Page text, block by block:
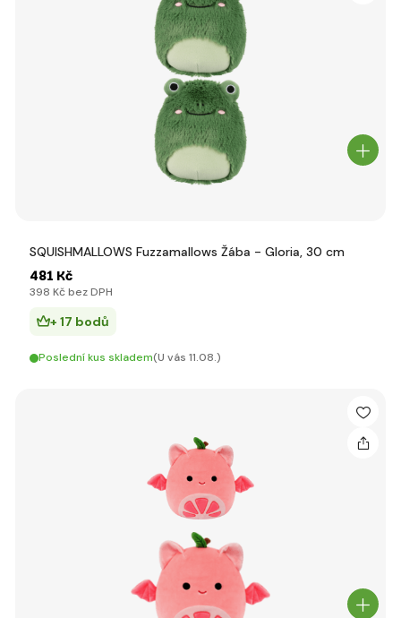
SQUISHMALLOWS Fuzzamallows Žába - Gloria, 30 cm
481 Kč
398 Kč bez DPH
+ 17 bodů
Poslední kus skladem(U vás 11.08.)